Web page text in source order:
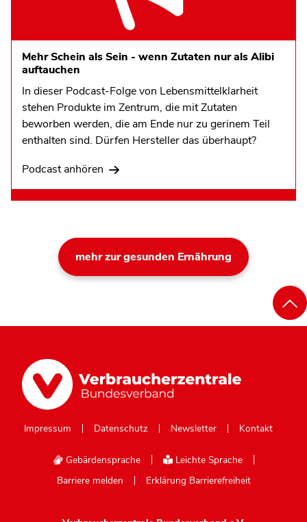
Mehr Schein als Sein - wenn Zutaten nur als Alibi
auftauchen
In dieser Podcast-Folge von Lebensmittelklarheit
stehen Produkte im Zentrum, die mit Zutaten
beworben werden, die am Ende nur zu gerinem Teil
enthalten sind. Dürfen Hersteller das überhaupt?
Podcast anhören
mehr zur gesunden Ernährung
Impressum Datenschutz Newsletter Kontakt
Gebärdensprache
Leichte Sprache
Barriere melden
Erklärung Barrierefreiheit